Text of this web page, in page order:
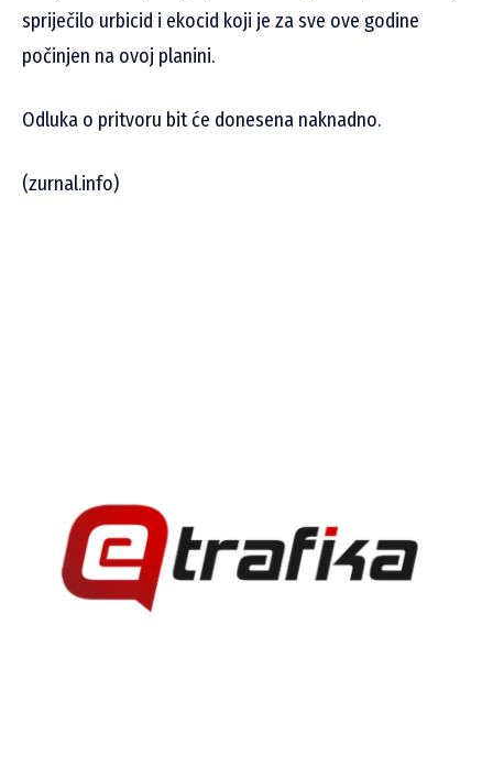
spriječilo urbicid i ekocid koji je za sve ove godine
počinjen na ovoj planini.
Odluka o pritvoru bit će donesena naknadno.
(zurnal.info)